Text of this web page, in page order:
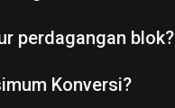
perdagangan blok?
Konversi?